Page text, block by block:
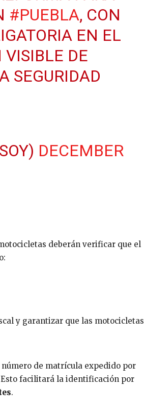
#PUEBLA, CON
EN EL
VISIBLE DE
SEGURIDAD
DECEMBER
deberán verificar que el
y garantizar que las motocicletas
de matrícula expedido por
facilitará la identificación por
.